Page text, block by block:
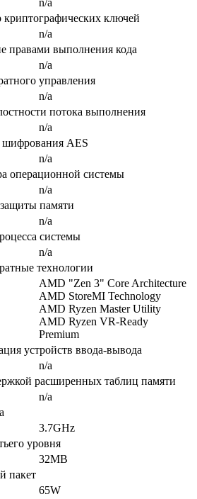
n/a
ключей
n/a
правами выполнения кода
n/a
управления
n/a
потока выполнения
n/a
шифрования AES
n/a
операционной системы
n/a
памяти
n/a
системы
n/a
технологии
AMD "Zen 3" Core Architecture
AMD StoreMI Technology
AMD Ryzen Master Utility
AMD Ryzen VR-Ready
Premium
устройств ввода-вывода
n/a
расширенных таблиц памяти
n/a
3.7GHz
уровня
32MB
пакет
65W